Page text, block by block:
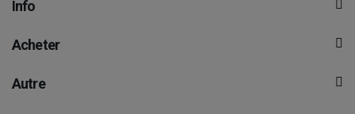
Info
Acheter
Autre